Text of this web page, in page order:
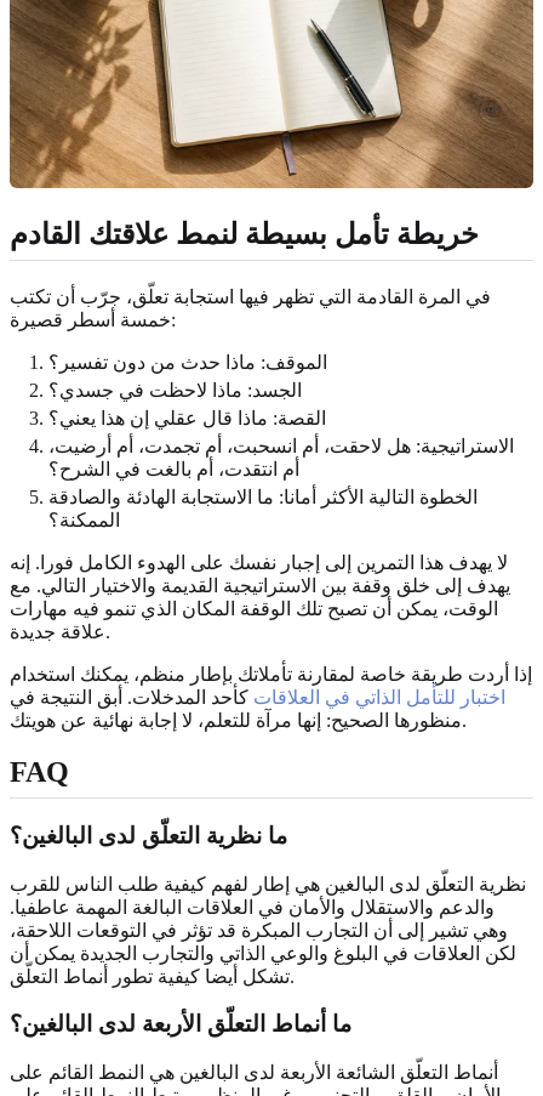
خريطة تأمل بسيطة لنمط علاقتك القادم
في المرة القادمة التي تظهر فيها استجابة تعلّق، جرّب أن تكتب
خمسة أسطر قصيرة:
الموقف: ماذا حدث من دون تفسير؟
الجسد: ماذا لاحظت في جسدي؟
القصة: ماذا قال عقلي إن هذا يعني؟
الاستراتيجية: هل لاحقت، أم انسحبت، أم تجمدت، أم أرضيت،
أم انتقدت، أم بالغت في الشرح؟
الخطوة التالية الأكثر أمانا: ما الاستجابة الهادئة والصادقة
الممكنة؟
لا يهدف هذا التمرين إلى إجبار نفسك على الهدوء الكامل فورا. إنه
يهدف إلى خلق وقفة بين الاستراتيجية القديمة والاختيار التالي. مع
الوقت، يمكن أن تصبح تلك الوقفة المكان الذي تنمو فيه مهارات
علاقة جديدة.
إذا أردت طريقة خاصة لمقارنة تأملاتك بإطار منظم، يمكنك استخدام
اختبار للتأمل الذاتي في العلاقات كأحد المدخلات. أبق النتيجة في
منظورها الصحيح: إنها مرآة للتعلم، لا إجابة نهائية عن هويتك.
FAQ
ما نظرية التعلّق لدى البالغين؟
نظرية التعلّق لدى البالغين هي إطار لفهم كيفية طلب الناس للقرب
والدعم والاستقلال والأمان في العلاقات البالغة المهمة عاطفيا.
وهي تشير إلى أن التجارب المبكرة قد تؤثر في التوقعات اللاحقة،
لكن العلاقات في البلوغ والوعي الذاتي والتجارب الجديدة يمكن أن
تشكل أيضا كيفية تطور أنماط التعلّق.
ما أنماط التعلّق الأربعة لدى البالغين؟
أنماط التعلّق الشائعة الأربعة لدى البالغين هي النمط القائم على